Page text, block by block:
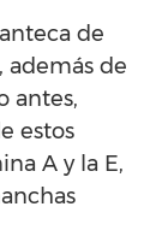
de
además de
antes,
estos
A y la E,